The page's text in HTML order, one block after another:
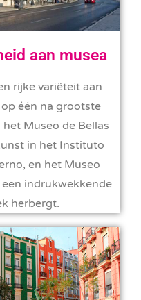
aan musea
rijke variëteit aan
één na grootste
Museo de Bellas
in het Instituto
en het Museo
indrukwekkende
herbergt.